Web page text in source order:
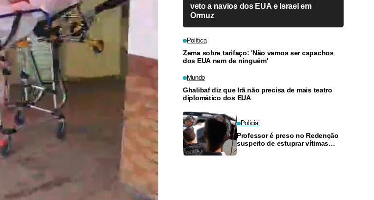
veto a navios dos EUA e Israel em
Ormuz
Política
Zema sobre tarifaço: 'Não vamos ser capachos
dos EUA nem de ninguém'
Mundo
Ghalibaf diz que Irã não precisa de mais teatro
diplomático dos EUA
Policial
Professor é preso no Redenção
suspeito de estuprar vítimas